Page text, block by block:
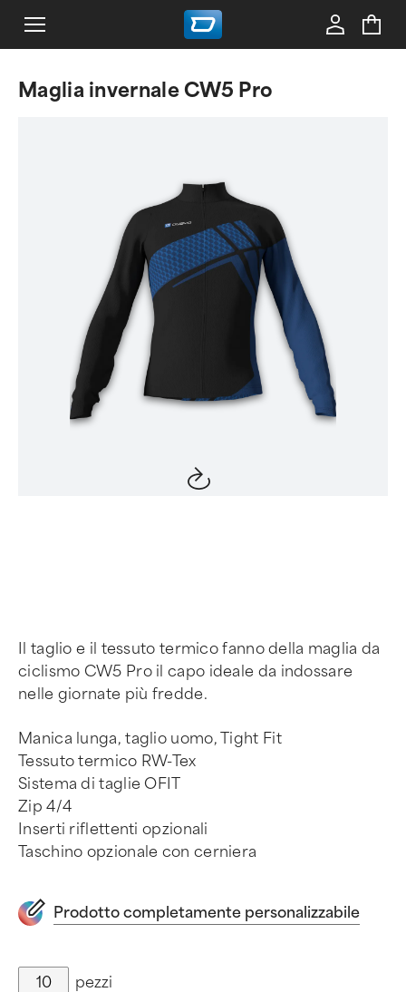
Maglia invernale CW5 Pro
Il taglio e il tessuto termico fanno della maglia da
ciclismo CW5 Pro il capo ideale da indossare
nelle giornate più fredde.
Manica lunga, taglio uomo, Tight Fit
Tessuto termico RW-Tex
Sistema di taglie OFIT
Zip 4/4
Inserti riflettenti opzionali
Taschino opzionale con cerniera
Prodotto completamente personalizzabile
pezzi